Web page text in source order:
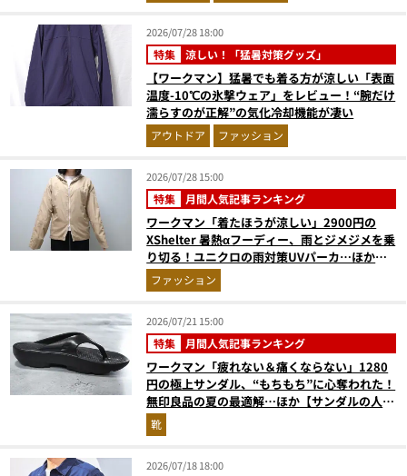
2026/07/28 18:00
特集 涼しい！「猛暑対策グッズ」
【ワークマン】猛暑でも着る方が涼しい「表面
温度-10℃の氷撃ウェア」をレビュー！“腕だけ
濡らすのが正解”の気化冷却機能が凄い
アウトドア ファッション
2026/07/28 15:00
特集 月間人気記事ランキング
ワークマン「着たほうが涼しい」2900円の
XShelter 暑熱αフーディー、雨とジメジメを乗
り切る！ユニクロの雨対策UVパーカ…ほか
【アウターの人気記事ランキングベスト3】
（2026年6月版）
ファッション
2026/07/21 15:00
特集 月間人気記事ランキング
ワークマン「疲れない＆痛くならない」1280
円の極上サンダル、“もちもち”に心奪われた！
無印良品の夏の最適解…ほか【サンダルの人気
記事ランキングベスト3】（2026年6月版）
靴
2026/07/18 18:00